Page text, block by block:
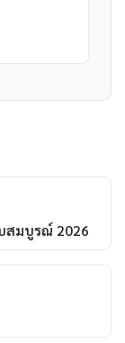
สมบูรณ์ 2026